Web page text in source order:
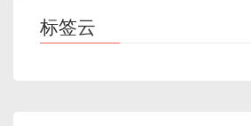
标签云